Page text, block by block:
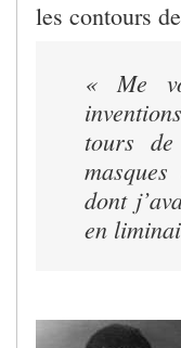
les contours
« Me
tours
dont
en